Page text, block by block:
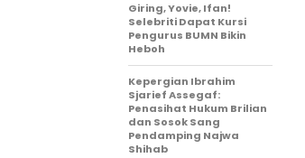
Giring, Yovie, Ifan!
Selebriti Dapat Kursi
Pengurus BUMN Bikin
Heboh
Kepergian Ibrahim
Sjarief Assegaf:
Penasihat Hukum Brilian
dan Sosok Sang
Pendamping Najwa
Shihab